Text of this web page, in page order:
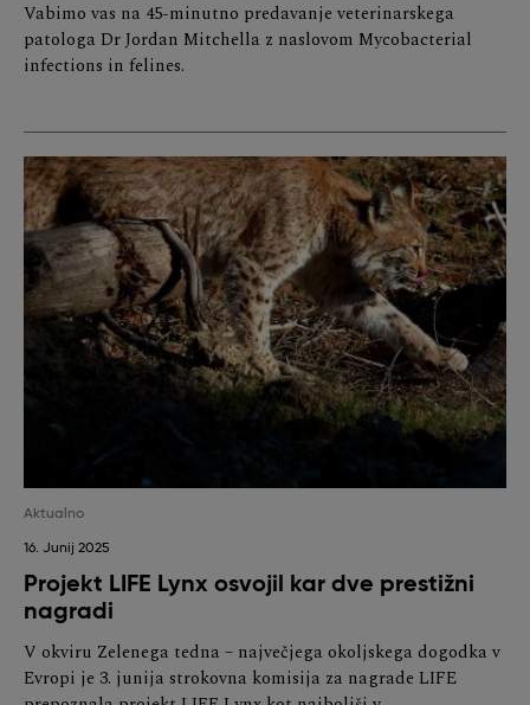
Vabimo vas na 45-minutno predavanje veterinarskega
patologa Dr Jordan Mitchella z naslovom Mycobacterial
infections in felines.
Aktualno
16. Junij 2025
Projekt LIFE Lynx osvojil kar dve prestižni
nagradi
V okviru Zelenega tedna – največjega okoljskega dogodka v
Evropi je 3. junija strokovna komisija za nagrade LIFE